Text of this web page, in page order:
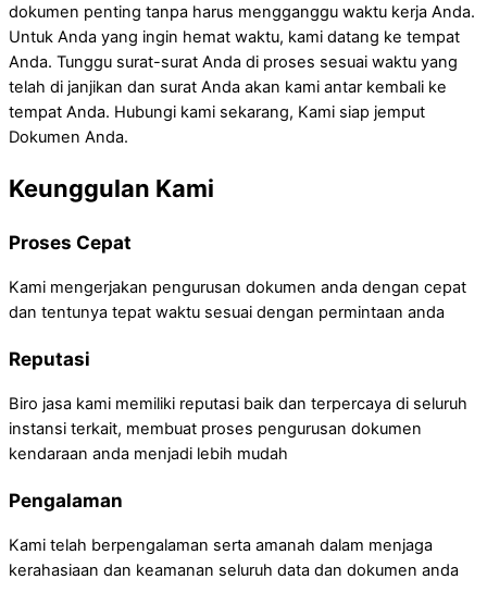
dokumen penting tanpa harus mengganggu waktu kerja Anda.
Untuk Anda yang ingin hemat waktu, kami datang ke tempat
Anda. Tunggu surat-surat Anda di proses sesuai waktu yang
telah di janjikan dan surat Anda akan kami antar kembali ke
tempat Anda. Hubungi kami sekarang, Kami siap jemput
Dokumen Anda.
Keunggulan Kami
Proses Cepat
Kami mengerjakan pengurusan dokumen anda dengan cepat
dan tentunya tepat waktu sesuai dengan permintaan anda
Reputasi
Biro jasa kami memiliki reputasi baik dan terpercaya di seluruh
instansi terkait, membuat proses pengurusan dokumen
kendaraan anda menjadi lebih mudah
Pengalaman
Kami telah berpengalaman serta amanah dalam menjaga
kerahasiaan dan keamanan seluruh data dan dokumen anda